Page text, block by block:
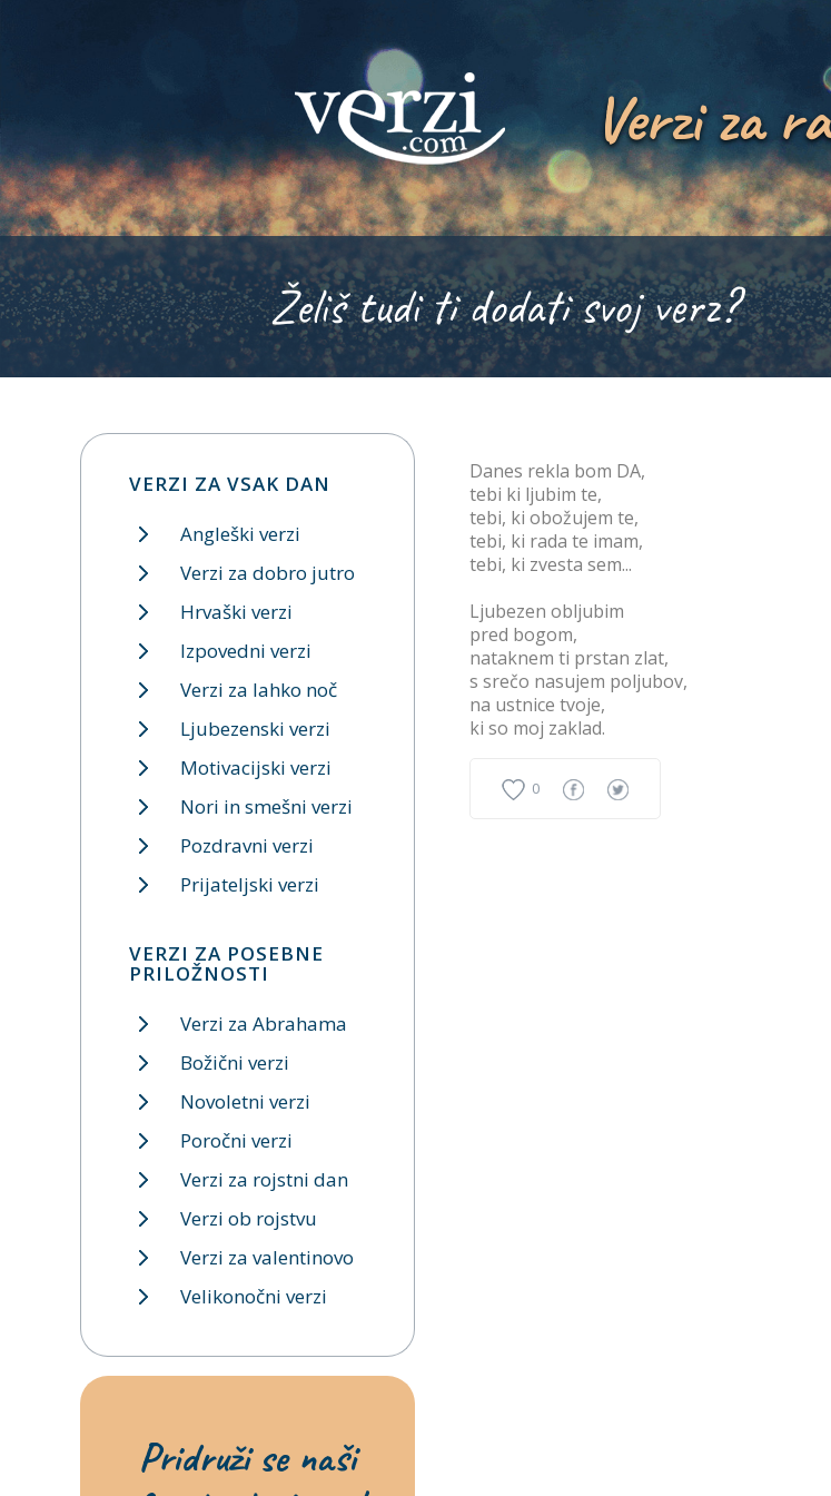
Verzi za
Želiš tudi ti dodati svoj verz?
Danes rekla bom DA,
tebi ki ljubim te,
tebi, ki obožujem te,
tebi, ki rada te imam,
tebi, ki zvesta sem...
Ljubezen obljubim
pred bogom,
nataknem ti prstan zlat,
s srečo nasujem poljubov,
na ustnice tvoje,
ki so moj zaklad.
0
VERZI ZA VSAK DAN
Angleški verzi
Verzi za dobro jutro
Hrvaški verzi
Izpovedni verzi
Verzi za lahko noč
Ljubezenski verzi
Motivacijski verzi
Nori in smešni verzi
Pozdravni verzi
Prijateljski verzi
VERZI ZA POSEBNE
PRILOŽNOSTI
Verzi za Abrahama
Božični verzi
Novoletni verzi
Poročni verzi
Verzi za rojstni dan
Verzi ob rojstvu
Verzi za valentinovo
Velikonočni verzi
Pridruži se naši